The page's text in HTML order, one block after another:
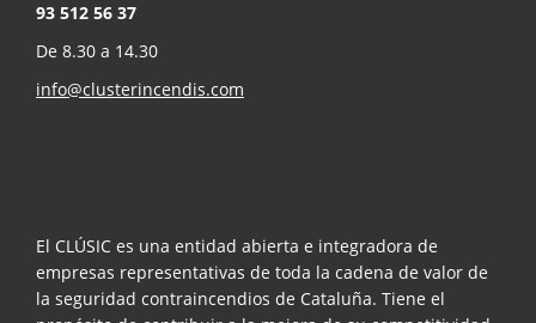
93 512 56 37
De 8.30 a 14.30
info@clusterincendis.com
El CLÚSIC es una entidad abierta e integradora de
empresas representativas de toda la cadena de valor de
la seguridad contraincendios de Cataluña. Tiene el